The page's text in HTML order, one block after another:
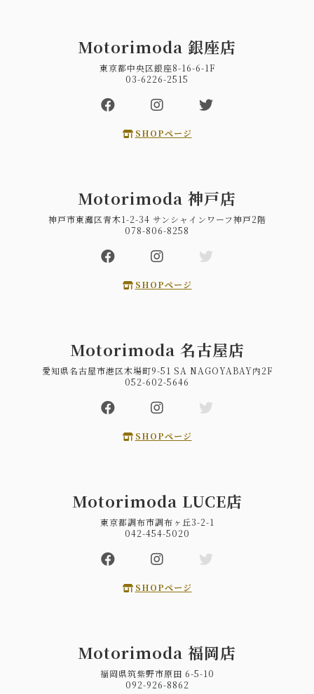
Motorimoda 銀座店
東京都中央区銀座8-16-6-1F
03-6226-2515
SHOPページ
Motorimoda 神戸店
神戸市東灘区青木1-2-34 サンシャインワーフ神戸2階
078-806-8258
SHOPページ
Motorimoda 名古屋店
愛知県名古屋市港区木場町9-51 SA NAGOYABAY内2F
052-602-5646
SHOPページ
Motorimoda LUCE店
東京都調布市調布ヶ丘3-2-1
042-454-5020
SHOPページ
Motorimoda 福岡店
福岡県筑紫野市原田 6-5-10
092-926-8862